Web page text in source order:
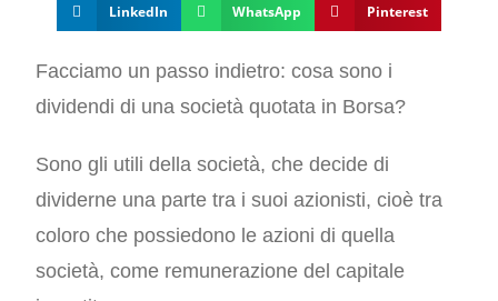
LinkedIn WhatsApp Pinterest
Facciamo un passo indietro: cosa sono i
dividendi di una società quotata in Borsa?
Sono gli utili della società, che decide di
dividerne una parte tra i suoi azionisti, cioè tra
coloro che possiedono le azioni di quella
società, come remunerazione del capitale